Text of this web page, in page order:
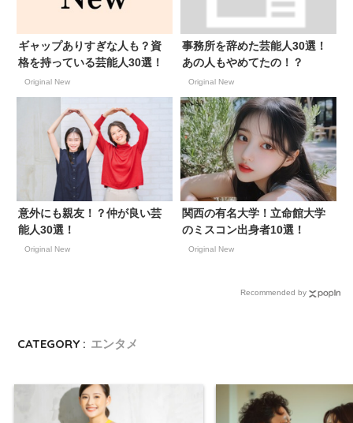
ギャップありすぎな人も？資
格を持っている芸能人30選！
Original New
事務所を辞めた芸能人30選！
あの人もやめてたの！？
Original New
意外にも親友！？仲が良い芸
能人30選！
Original New
関西の有名大学！立命館大学
のミスコン出身者10選！
Original New
Recommended by
CATEGORY : エンタメ